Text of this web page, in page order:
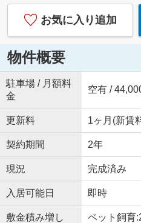
お気に入り追加
物件概要
駐車場 / 月額料
金
空有 /
更新料 1ヶ月(新賃
契約期間 2年
現況 完成済み
入居可能日 即時
敷金積み増し ペット飼育